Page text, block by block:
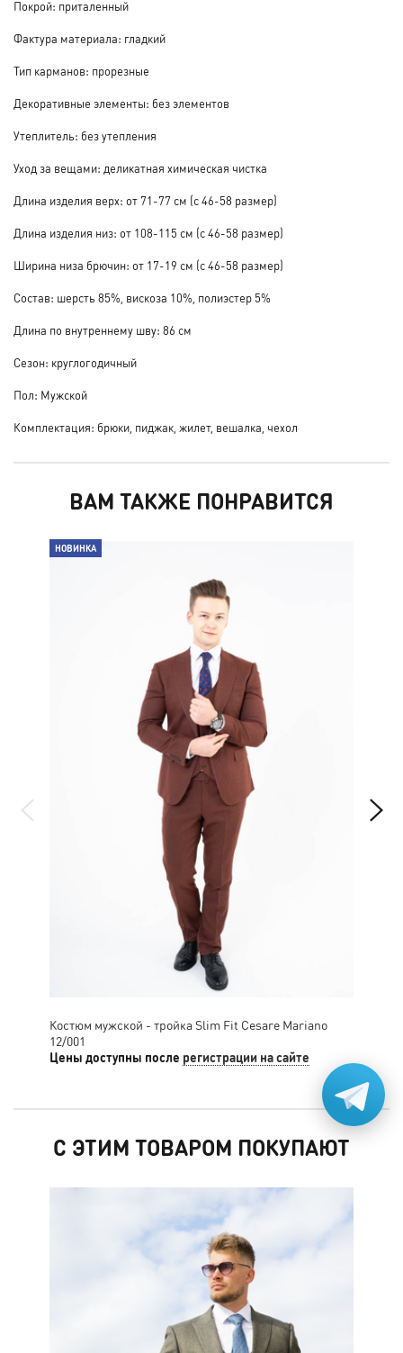
Покрой: приталенный
Фактура материала: гладкий
Тип карманов: прорезные
Декоративные элементы: без элементов
Утеплитель: без утепления
Уход за вещами: деликатная химическая чистка
Длина изделия верх: от 71-77 см (с 46-58 размер)
Длина изделия низ: от 108-115 см (с 46-58 размер)
Ширина низа брючин: от 17-19 см (с 46-58 размер)
Состав: шерсть 85%, вискоза 10%, полиэстер 5%
Длина по внутреннему шву: 86 см
Сезон: круглогодичный
Пол: Мужской
Комплектация: брюки, пиджак, жилет, вешалка, чехол
ВАМ ТАКЖЕ ПОНРАВИТСЯ
НОВИНКА
Костюм мужской - тройка Slim Fit Cesare Mariano
12/001
Цены доступны после регистрации на сайте
С ЭТИМ ТОВАРОМ ПОКУПАЮТ